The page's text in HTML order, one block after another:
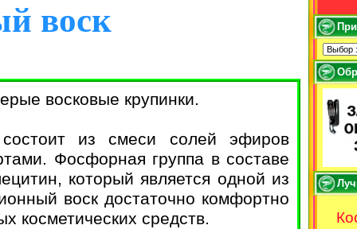
воск
восковые крупинки.
из смеси солей эфиров
Фосфорная группа в составе
который является одной из
воск достаточно комфортно
косметических средств.